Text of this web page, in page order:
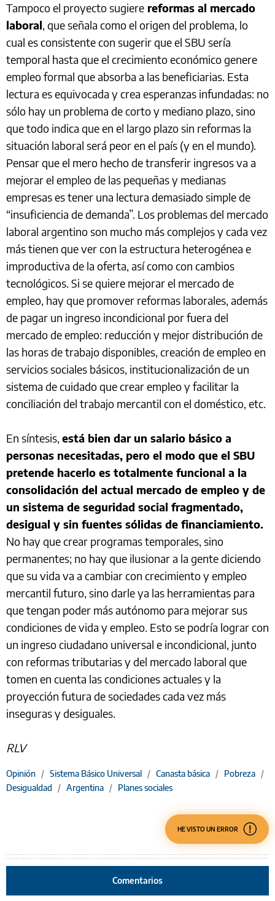
Tampoco el proyecto sugiere reformas al mercado
laboral, que señala como el origen del problema, lo
cual es consistente con sugerir que el SBU sería
temporal hasta que el crecimiento económico genere
empleo formal que absorba a las beneficiarias. Esta
lectura es equivocada y crea esperanzas infundadas: no
sólo hay un problema de corto y mediano plazo, sino
que todo indica que en el largo plazo sin reformas la
situación laboral será peor en el país (y en el mundo).
Pensar que el mero hecho de transferir ingresos va a
mejorar el empleo de las pequeñas y medianas
empresas es tener una lectura demasiado simple de
“insuficiencia de demanda”. Los problemas del mercado
laboral argentino son mucho más complejos y cada vez
más tienen que ver con la estructura heterogénea e
improductiva de la oferta, así como con cambios
tecnológicos. Si se quiere mejorar el mercado de
empleo, hay que promover reformas laborales, además
de pagar un ingreso incondicional por fuera del
mercado de empleo: reducción y mejor distribución de
las horas de trabajo disponibles, creación de empleo en
servicios sociales básicos, institucionalización de un
sistema de cuidado que crear empleo y facilitar la
conciliación del trabajo mercantil con el doméstico, etc.
En síntesis, está bien dar un salario básico a
personas necesitadas, pero el modo que el SBU
pretende hacerlo es totalmente funcional a la
consolidación del actual mercado de empleo y de
un sistema de seguridad social fragmentado,
desigual y sin fuentes sólidas de financiamiento.
No hay que crear programas temporales, sino
permanentes; no hay que ilusionar a la gente diciendo
que su vida va a cambiar con crecimiento y empleo
mercantil futuro, sino darle ya las herramientas para
que tengan poder más autónomo para mejorar sus
condiciones de vida y empleo. Esto se podría lograr con
un ingreso ciudadano universal e incondicional, junto
con reformas tributarias y del mercado laboral que
tomen en cuenta las condiciones actuales y la
proyección futura de sociedades cada vez más
inseguras y desiguales.
RLV
Opinión / Sistema Básico Universal / Canasta básica / Pobreza /
Desigualdad / Argentina / Planes sociales
HE VISTO UN ERROR
Comentarios